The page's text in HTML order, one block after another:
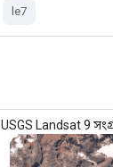
le7
USGS Landsat 9